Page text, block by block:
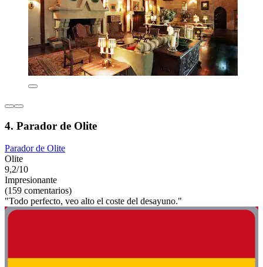
4. Parador de Olite
Parador de Olite
Olite
9,2/10
Impresionante
(159 comentarios)
"Todo perfecto, veo alto el coste del desayuno."